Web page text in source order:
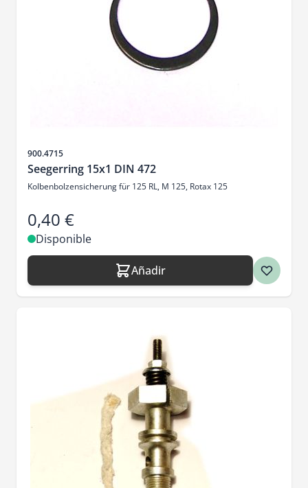
SKU
900.4715
Seegerring 15x1 DIN 472
Kolbenbolzensicherung für 125 RL, M 125, Rotax 125
0,40 €
Disponible
Añadir